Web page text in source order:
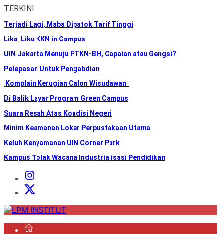
Skip
the
content
TERKINI :
Terjadi Lagi, Maba Dipatok Tarif Tinggi
Lika-Liku KKN in Campus
UIN Jakarta Menuju PTKN-BH, Capaian atau Gengsi?
Pelepasan Untuk Pengabdian
Komplain Kerugian Calon Wisudawan
Di Balik Layar Program Green Campus
Suara Resah Atas Kondisi Negeri
Minim Keamanan Loker Perpustakaan Utama
Keluh Kenyamanan UIN Corner Park
Kampus Tolak Wacana Industrialisasi Pendidikan
Instagram
Institut
X
LPM